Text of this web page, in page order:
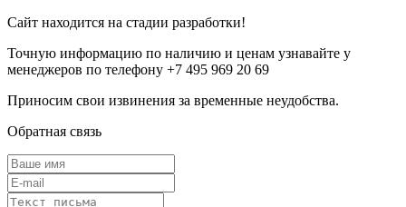
Сайт находится на стадии разработки!
Точную информацию по наличию и ценам узнавайте у
менеджеров по телефону +7 495 969 20 69
Приносим свои извинения за временные неудобства.
Обратная связь